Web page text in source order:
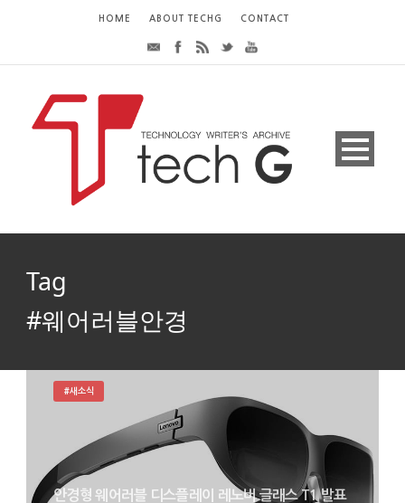
HOME ABOUT TECHG CONTACT
Tag
#웨어러블안경
안경형 웨어러블 디스플레이 레노버 글래스 T1 발표
#새소식